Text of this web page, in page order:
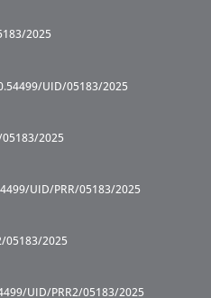
2025
UID/05183/2025
05183/2025
UID/PRR/05183/2025
05183/2025
UID/PRR2/05183/2025